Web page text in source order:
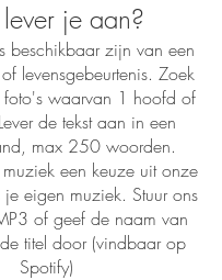
je aan?​
beschikbaar zijn van een
levensgebeurtenis. Zoek
waarvan 1 hoofd of
de tekst aan in een
max 250 woorden.
een keuze uit onze
eigen muziek. Stuur ons
of geef de naam van
titel door (vindbaar op
Spotify)